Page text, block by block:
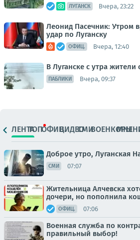
ЛУГАНСК Вчера, 23:22
Леонид Пасечник: Утром
удар по Луганску
ОФИЦ. Вчера, 12:40
В Луганске с утра
ПАБЛИКИ Вчера, 09:37
ЛЕНТАТОПОФИЦ.ВИДЕОСМИВОЕНКОРЫ
Доброе утро, Луганская
СМИ 07:07
Жительница Алчевска
дочери, но пополнила
ОФИЦ. 07:06
Военная служба по
правильный выбор!